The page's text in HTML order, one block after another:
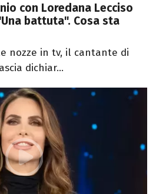
con Loredana Lecciso
battuta". Cosa sta
nozze in tv, il cantante di
dichiar...